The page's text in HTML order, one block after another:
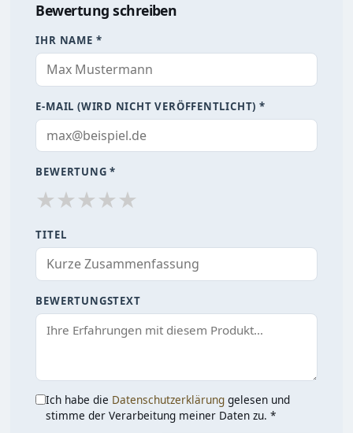
Bewertung schreiben
IHR NAME *
E-MAIL (WIRD NICHT VERÖFFENTLICHT) *
BEWERTUNG *
★★★★★
TITEL
BEWERTUNGSTEXT
Ich habe die Datenschutzerklärung gelesen und
stimme der Verarbeitung meiner Daten zu. *